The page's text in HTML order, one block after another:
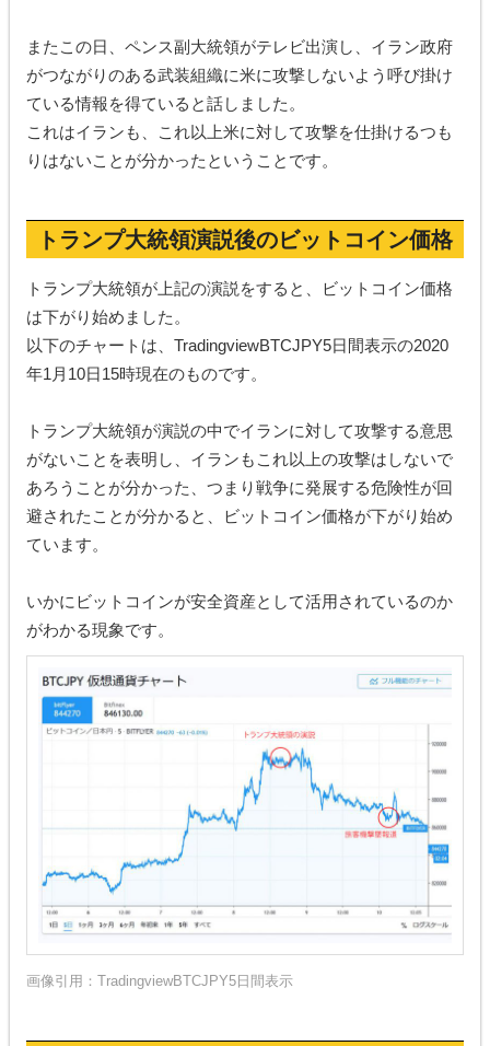
またこの日、ペンス副大統領がテレビ出演し、イラン政府
がつながりのある武装組織に米に攻撃しないよう呼び掛け
ている情報を得ていると話しました。
これはイランも、これ以上米に対して攻撃を仕掛けるつも
りはないことが分かったということです。
トランプ大統領演説後のビットコイン価格
トランプ大統領が上記の演説をすると、ビットコイン価格
は下がり始めました。
以下のチャートは、TradingviewBTCJPY5日間表示の2020
年1月10日15時現在のものです。
トランプ大統領が演説の中でイランに対して攻撃する意思
がないことを表明し、イランもこれ以上の攻撃はしないで
あろうことが分かった、つまり戦争に発展する危険性が回
避されたことが分かると、ビットコイン価格が下がり始め
ています。
いかにビットコインが安全資産として活用されているのか
がわかる現象です。
画像引用： TradingviewBTCJPY5日間表示